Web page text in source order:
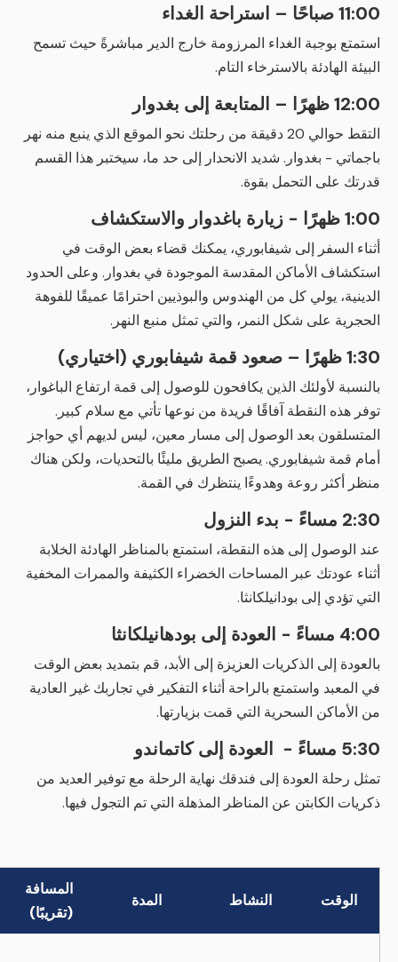
11:00 صباحًا – استراحة الغداء
استمتع بوجبة الغداء المرزومة خارج الدير مباشرةً حيث تسمح
البيئة الهادئة بالاسترخاء التام.
12:00 ظهرًا – المتابعة إلى بغدوار
التقط حوالي 20 دقيقة من رحلتك نحو الموقع الذي ينبع منه نهر
باجماتي - بغدوار. شديد الانحدار إلى حد ما، سيختبر هذا القسم
قدرتك على التحمل بقوة.
1:00 ظهرًا - زيارة باغدوار والاستكشاف
أثناء السفر إلى شيفابوري، يمكنك قضاء بعض الوقت في
استكشاف الأماكن المقدسة الموجودة في بغدوار. وعلى الحدود
الدينية، يولي كل من الهندوس والبوذيين احترامًا عميقًا للفوهة
الحجرية على شكل النمر، والتي تمثل منبع النهر.
1:30 ظهرًا – صعود قمة شيفابوري (اختياري)
بالنسبة لأولئك الذين يكافحون للوصول إلى قمة ارتفاع الباغوار،
توفر هذه النقطة آفاقًا فريدة من نوعها تأتي مع سلام كبير.
المتسلقون بعد الوصول إلى مسار معين، ليس لديهم أي حواجز
أمام قمة شيفابوري. يصبح الطريق مليئًا بالتحديات، ولكن هناك
منظر أكثر روعة وهدوءًا ينتظرك في القمة.
2:30 مساءً - بدء النزول
عند الوصول إلى هذه النقطة، استمتع بالمناظر الهادئة الخلابة
أثناء عودتك عبر المساحات الخضراء الكثيفة والممرات المخفية
التي تؤدي إلى بودانيلكانثا.
4:00 مساءً - العودة إلى بودهانيلكانثا
بالعودة إلى الذكريات العزيزة إلى الأبد، قم بتمديد بعض الوقت
في المعبد واستمتع بالراحة أثناء التفكير في تجاربك غير العادية
من الأماكن السحرية التي قمت بزيارتها.
5:30 مساءً - العودة إلى كاتماندو
تمثل رحلة العودة إلى فندقك نهاية الرحلة مع توفير العديد من
ذكريات الكابتن عن المناظر المذهلة التي تم التجول فيها.
الوقت النشاط المدة
المسافة
(تقريبًا)